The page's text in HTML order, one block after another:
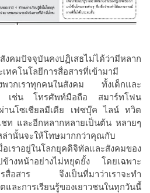
งคมปัจจุบันคงปฏิเสธไม่ได้ว่ามีหลาก
ทคโนโลยีการสื่อสารที่เข้ามามี
วกเราทุกคนในสังคม
ทั้งเด็กและ
เช่น โทรศัพท์มือถือ
สมาร์ทโฟน
านโซเชียลมีเดีย เฟซบุ๊ค ไลน์ ทวิต
ท และอีกหลากหลายเป็นต้น หลายๆ
ล่านั้นจะให้โทษมากกว่าคุณกับ
อเราอยู่ในโลกยุคดิจิทัลและสังคมของ
างหน้าอย่างไม่หยุดยั้ง
โดยเฉพาะ
สื่อสาร
จึงเป็นที่มาว่าเราจะทำ
และการเรียนรู้ของเยาวชนในทุกวันนี้